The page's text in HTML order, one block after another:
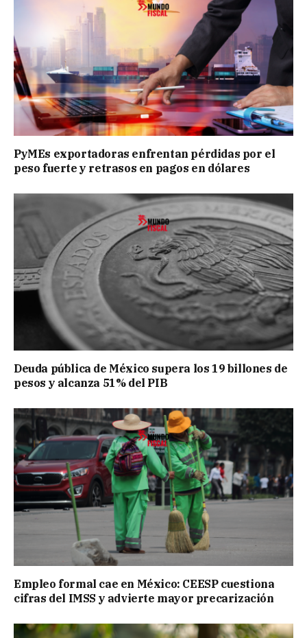
PyMEs exportadoras enfrentan pérdidas por el
peso fuerte y retrasos en pagos en dólares
Deuda pública de México supera los 19 billones de
pesos y alcanza 51% del PIB
Empleo formal cae en México: CEESP cuestiona
cifras del IMSS y advierte mayor precarización